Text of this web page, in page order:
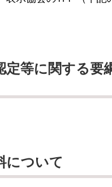
等に関する
について